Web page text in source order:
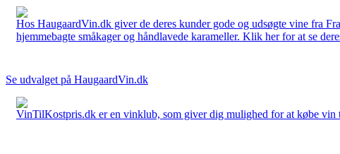
Hos HaugaardVin.dk giver de deres kunder gode og udsøgte vine fra
hjemmebagte småkager og håndlavede karameller. Klik her for at se
Se udvalget på HaugaardVin.dk
VinTilKostpris.dk er en vinklub, som giver dig mulighed for at købe vin